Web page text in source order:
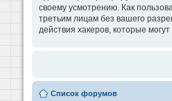
своему усмотрению. Как
третьим лицам без вашего
действия хакеров, которые
Список форумов